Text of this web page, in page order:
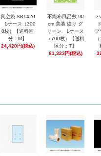
真空袋 SB1420
1ケース（300
0枚）【送料区
分：M】
24,420円(税込)
不織布風呂敷 90
cm 美装 絞り グ
リーン 1ケース
（700枚）【送料
区分：T】
61,323円(税込)